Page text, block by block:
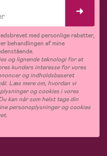
med personlige rabatter,
behandlingen af mine
og lignende teknologi for at
kunders interesse for vores
og indholdsbaseret
Læs mere om, hvordan vi
og cookies i vores
kan når som helst tage din
personoplysninger og cookies